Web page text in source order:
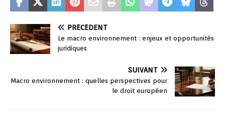
PRÉCÉDENT
Le macro environnement : enjeux et opportunités
juridiques
SUIVANT
Macro environnement : quelles perspectives pour
le droit européen